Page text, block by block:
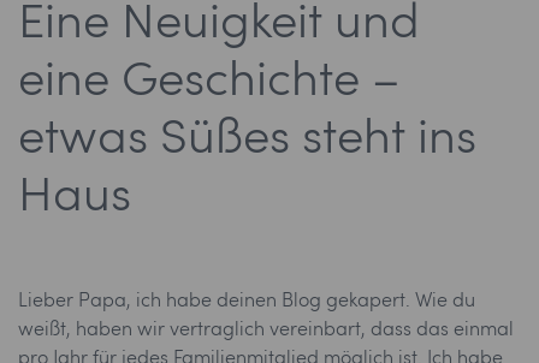
Eine Neuigkeit und
eine Geschichte –
etwas Süßes steht ins
Haus
Lieber Papa, ich habe deinen Blog gekapert. Wie du
weißt, haben wir vertraglich vereinbart, dass das einmal